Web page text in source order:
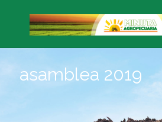
asamblea 2019